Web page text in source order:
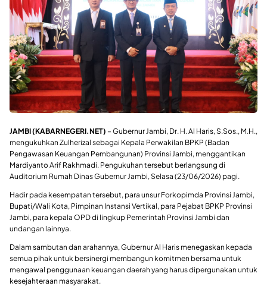
JAMBI (KABARNEGERI.NET) – Gubernur Jambi, Dr. H. Al Haris, S.Sos., M.H.,
mengukuhkan Zulherizal sebagai Kepala Perwakilan BPKP (Badan
Pengawasan Keuangan Pembangunan) Provinsi Jambi, menggantikan
Mardiyanto Arif Rakhmadi. Pengukuhan tersebut berlangsung di
Auditorium Rumah Dinas Gubernur Jambi, Selasa (23/06/2026) pagi.
Hadir pada kesempatan tersebut, para unsur Forkopimda Provinsi Jambi,
Bupati/Wali Kota, Pimpinan Instansi Vertikal, para Pejabat BPKP Provinsi
Jambi, para kepala OPD di lingkup Pemerintah Provinsi Jambi dan
undangan lainnya.
Dalam sambutan dan arahannya, Gubernur Al Haris menegaskan kepada
semua pihak untuk bersinergi membangun komitmen bersama untuk
mengawal penggunaan keuangan daerah yang harus dipergunakan untuk
kesejahteraan masyarakat.